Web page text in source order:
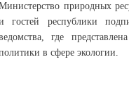
природных
гостей республики
где
в сфере экологии.